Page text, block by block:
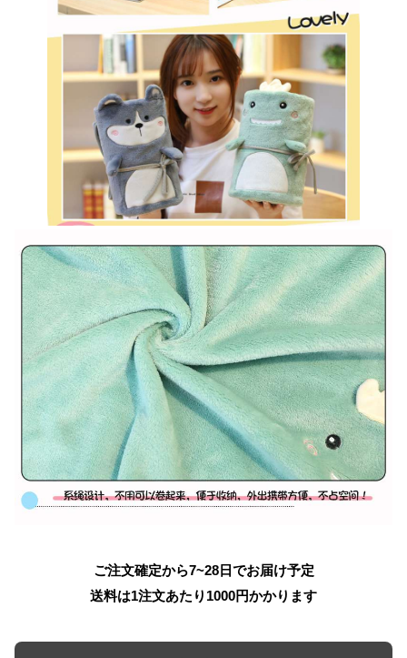
ご注文確定から7~28日でお届け予定
送料は1注文あたり 1000円かかります